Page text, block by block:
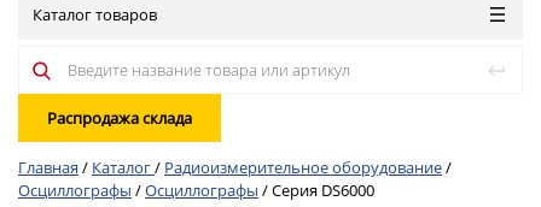
Каталог товаров
Распродажа склада
Главная / Каталог/ Радиоизмерительное оборудование/
Осциллографы /Осциллографы /Серия DS6000